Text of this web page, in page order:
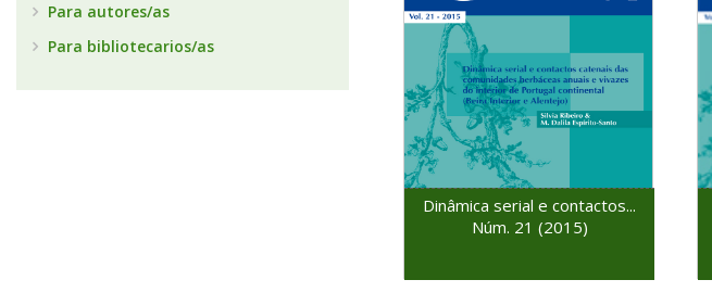
Dinâmica serial e contactos...
Núm. 21 (2015)
Para autores/as
Para bibliotecarios/as